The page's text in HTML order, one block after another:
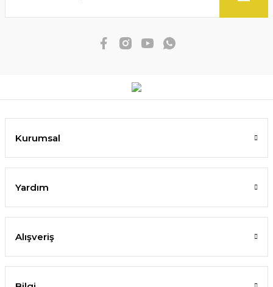
Kurumsal
Yardım
Alışveriş